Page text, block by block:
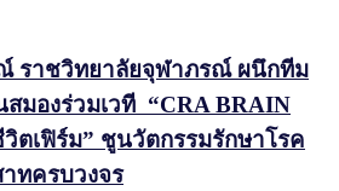
ราชวิทยาลัยจุฬาภรณ์ ผนึกทีม
มองร่วมเวที “CRA BRAIN
ตเฟิร์ม” ชูนวัตกรรมรักษาโรค
ทครบวงจร